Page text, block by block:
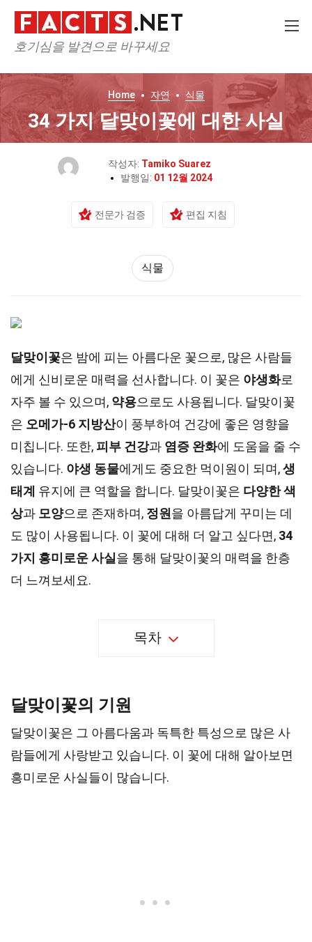
호기심을 발견으로 바꾸세요
Home 자연 식물
34 가지 달맞이꽃에 대한 사실
작성자: Tamiko Suarez
발행일: 01 12월 2024
전문가 검증 편집 지침
식물
달맞이꽃은 밤에 피는 아름다운 꽃으로, 많은 사람들
에게 신비로운 매력을 선사합니다. 이 꽃은 야생화로
자주 볼 수 있으며, 약용으로도 사용됩니다. 달맞이꽃
은 오메가-6 지방산이 풍부하여 건강에 좋은 영향을
미칩니다. 또한, 피부 건강과 염증 완화에 도움을 줄 수
있습니다. 야생 동물에게도 중요한 먹이원이 되며,생
태계 유지에 큰 역할을 합니다. 달맞이꽃은 다양한 색
상과 모양으로 존재하며, 정원 을 아름답게 꾸미는 데
도 많이 사용됩니다. 이 꽃에 대해 더 알고 싶다면, 34
가지 흥미로운 사실 을 통해 달맞이꽃의 매력을 한층
더 느껴보세요.
목차
달맞이꽃의 기원
달맞이꽃은 그 아름다움과 독특한 특성으로 많은 사
람들에게 사랑받고 있습니다. 이 꽃에 대해 알아보면
흥미로운 사실들이 많습니다.